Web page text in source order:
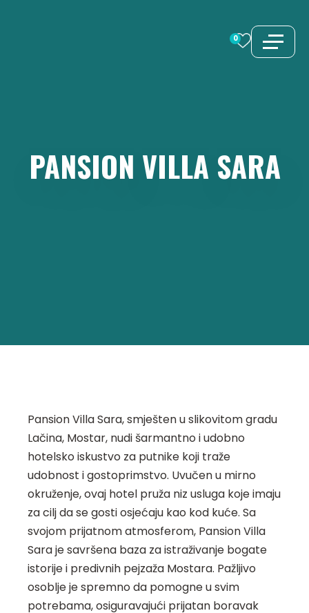
0
PANSION VILLA SARA
Pansion Villa Sara, smješten u slikovitom gradu
Lačina, Mostar, nudi šarmantno i udobno
hotelsko iskustvo za putnike koji traže
udobnost i gostoprimstvo. Uvučen u mirno
okruženje, ovaj hotel pruža niz usluga koje imaju
za cilj da se gosti osjećaju kao kod kuće. Sa
svojom prijatnom atmosferom, Pansion Villa
Sara je savršena baza za istraživanje bogate
istorije i predivnih pejzaža Mostara. Pažljivo
osoblje je spremno da pomogne u svim
potrebama, osiguravajući prijatan boravak